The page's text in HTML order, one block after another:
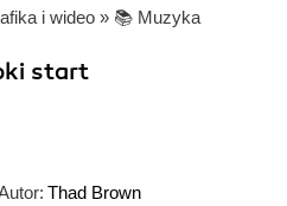
i wideo » 📚 Muzyka
start
Thad Brown